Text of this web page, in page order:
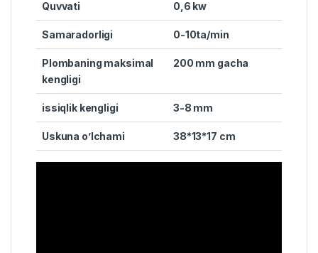
Quvvati 0,6 kw
Samaradorligi 0-10ta/min
Plombaning maksimal
kengligi
200 mm gacha
issiqlik kengligi 3-8 mm
Uskuna o’lchami 38*13*17 cm